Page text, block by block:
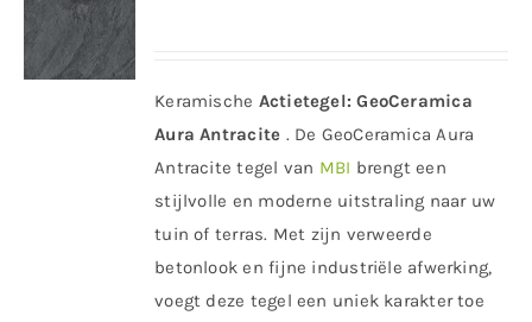
Keramische Actietegel: GeoCeramica
Aura Antracite . De GeoCeramica Aura
Antracite tegel van MBI brengt een
stijlvolle en moderne uitstraling naar uw
tuin of terras. Met zijn verweerde
betonlook en fijne industriële afwerking,
voegt deze tegel een uniek karakter toe